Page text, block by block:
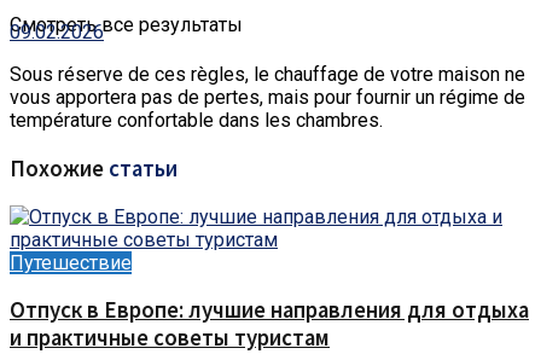
Смотреть все результаты
09.02.2026
Sous réserve de ces règles, le chauffage de votre maison ne
vous apportera pas de pertes, mais pour fournir un régime de
température confortable dans les chambres.
Похожие статьи
Путешествие
Отпуск в Европе: лучшие направления для отдыха
и практичные советы туристам